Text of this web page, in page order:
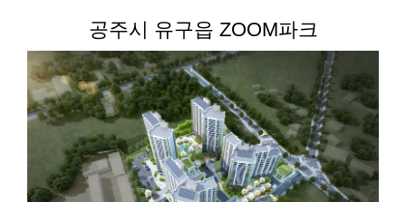
공주시 유구읍 ZOOM파크